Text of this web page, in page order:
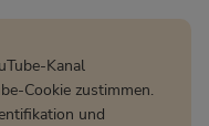
Kanal
Cookie zustimmen.
und